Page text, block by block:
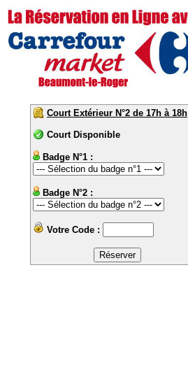
Court Extérieur N°2 de 17h à 18h
Court Disponible
Badge N°1 :
Badge N°2 :
Votre Code :